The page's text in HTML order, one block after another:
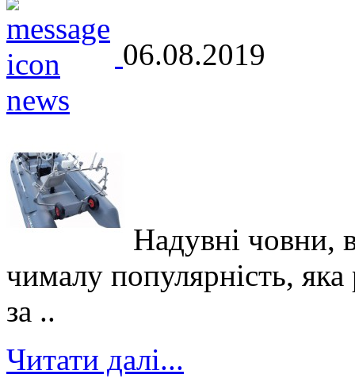
06.08.2019
Надувні човни,
чималу популярність, яка
за ..
Читати далі...